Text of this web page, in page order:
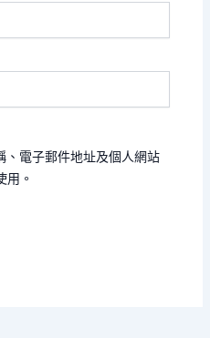
、電子郵件地址及個人網站
用。